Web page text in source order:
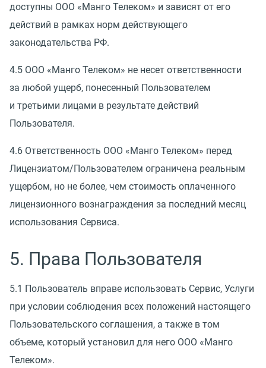
доступны ООО «Манго Телеком» и зависят от его
действий в рамках норм действующего
законодательства РФ.
4.5 ООО «Манго Телеком» не несет ответственности
за любой ущерб, понесенный Пользователем
и третьими лицами в результате действий
Пользователя.
4.6 Ответственность ООО «Манго Телеком» перед
Лицензиатом/Пользователем ограничена реальным
ущербом, но не более, чем стоимость оплаченного
лицензионного вознаграждения за последний месяц
использования Сервиса.
5. Права Пользователя
5.1 Пользователь вправе использовать Сервис, Услуги
при условии соблюдения всех положений настоящего
Пользовательского соглашения, а также в том
объеме, который установил для него ООО «Манго
Телеком».